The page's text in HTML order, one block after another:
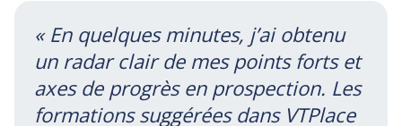
« En quelques minutes, j’ai obtenu
un radar clair de mes points forts et
axes de progrès en prospection. Les
formations suggérées dans VTPlace